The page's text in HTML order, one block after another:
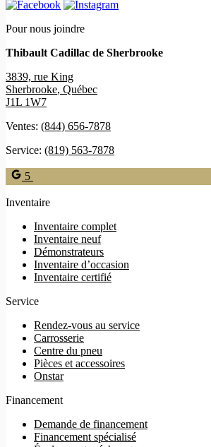
Pour nous joindre
Thibault Cadillac de Sherbrooke
3839, rue King
Sherbrooke, Québec
J1L 1W7
Ventes: (844) 656-7878
Service: (819) 563-7878
5
Inventaire
Inventaire complet
Inventaire neuf
Démonstrateurs
Inventaire d’occasion
Inventaire certifié
Service
Rendez-vous au service
Carrosserie
Centre du pneu
Pièces et accessoires
Onstar
Financement
Demande de financement
Financement spécialisé